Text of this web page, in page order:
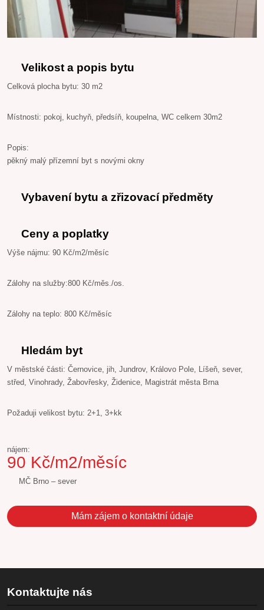
Velikost a popis bytu
Celková plocha bytu: 30 m2
Místnosti: pokoj, kuchyň, předsíň, koupelna, WC celkem 30m2
Popis:
pěkný malý přízemní byt s novými okny
Vybavení bytu a zřizovací předměty
Ceny a poplatky
Výše nájmu: 90 Kč/m2/měsíc
Zálohy na služby:800 Kč/měs./os.
Zálohy na teplo: 800 Kč/měsíc
Hledám byt
V městské části: Černovice, jih, Jundrov, Královo Pole, Líšeň, sever,
střed, Vinohrady, Žabovřesky, Židenice, Magistrát města Brna
Požaduji velikost bytu: 2+1, 3+kk
nájem:
90 Kč/m2/měsíc
MČ Brno – sever
Mám zájem o kontaktní údaje
Kontaktujte nás